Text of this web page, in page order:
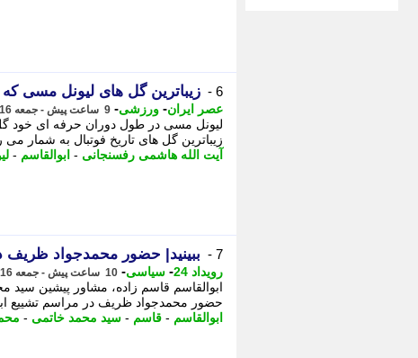
6 - زیباترین گل های لیونل مسی
عصر ایران- ورزشی- 9 ساعت پیش - جمعه 16 مرداد 1405، 13:05
لیونل مسی در طول دوران حرفه ای خود
زیباترین گل های تاریخ فوتبال به شمار می روند. - 2 حضور محمدجواد ظریف
آیت الله هاشمی رفسنجانی - ابوالقاسم -
7 - ببینید| حضور محمدجواد ظریف
رویداد 24 - سیاسی- 10 ساعت پیش - جمعه 16 مرداد 1405، 12:17
ابوالقاسم قاسم زاده، مشاور پیشین سید
حضور محمدجواد ظریف در مراسم تشییع
ابوالقاسم - قاسم - سید محمد خاتمی -